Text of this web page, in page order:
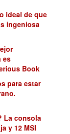
ideal de que
ingeniosa
es
Book
para estar
La consola
y 12 MSI